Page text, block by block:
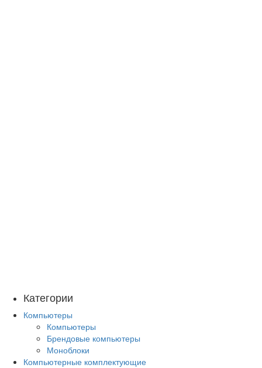
Категории
Компьютеры
Компьютеры
Брендовые компьютеры
Моноблоки
Компьютерные комплектующие